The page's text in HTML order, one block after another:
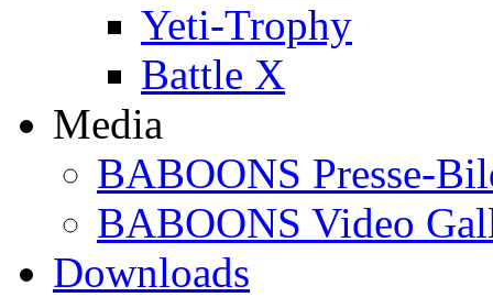
Yeti-Trophy
Battle X
Media
BABOONS Presse-
BABOONS Video
Downloads